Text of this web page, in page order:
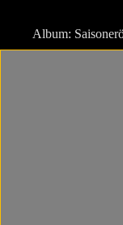
Album: